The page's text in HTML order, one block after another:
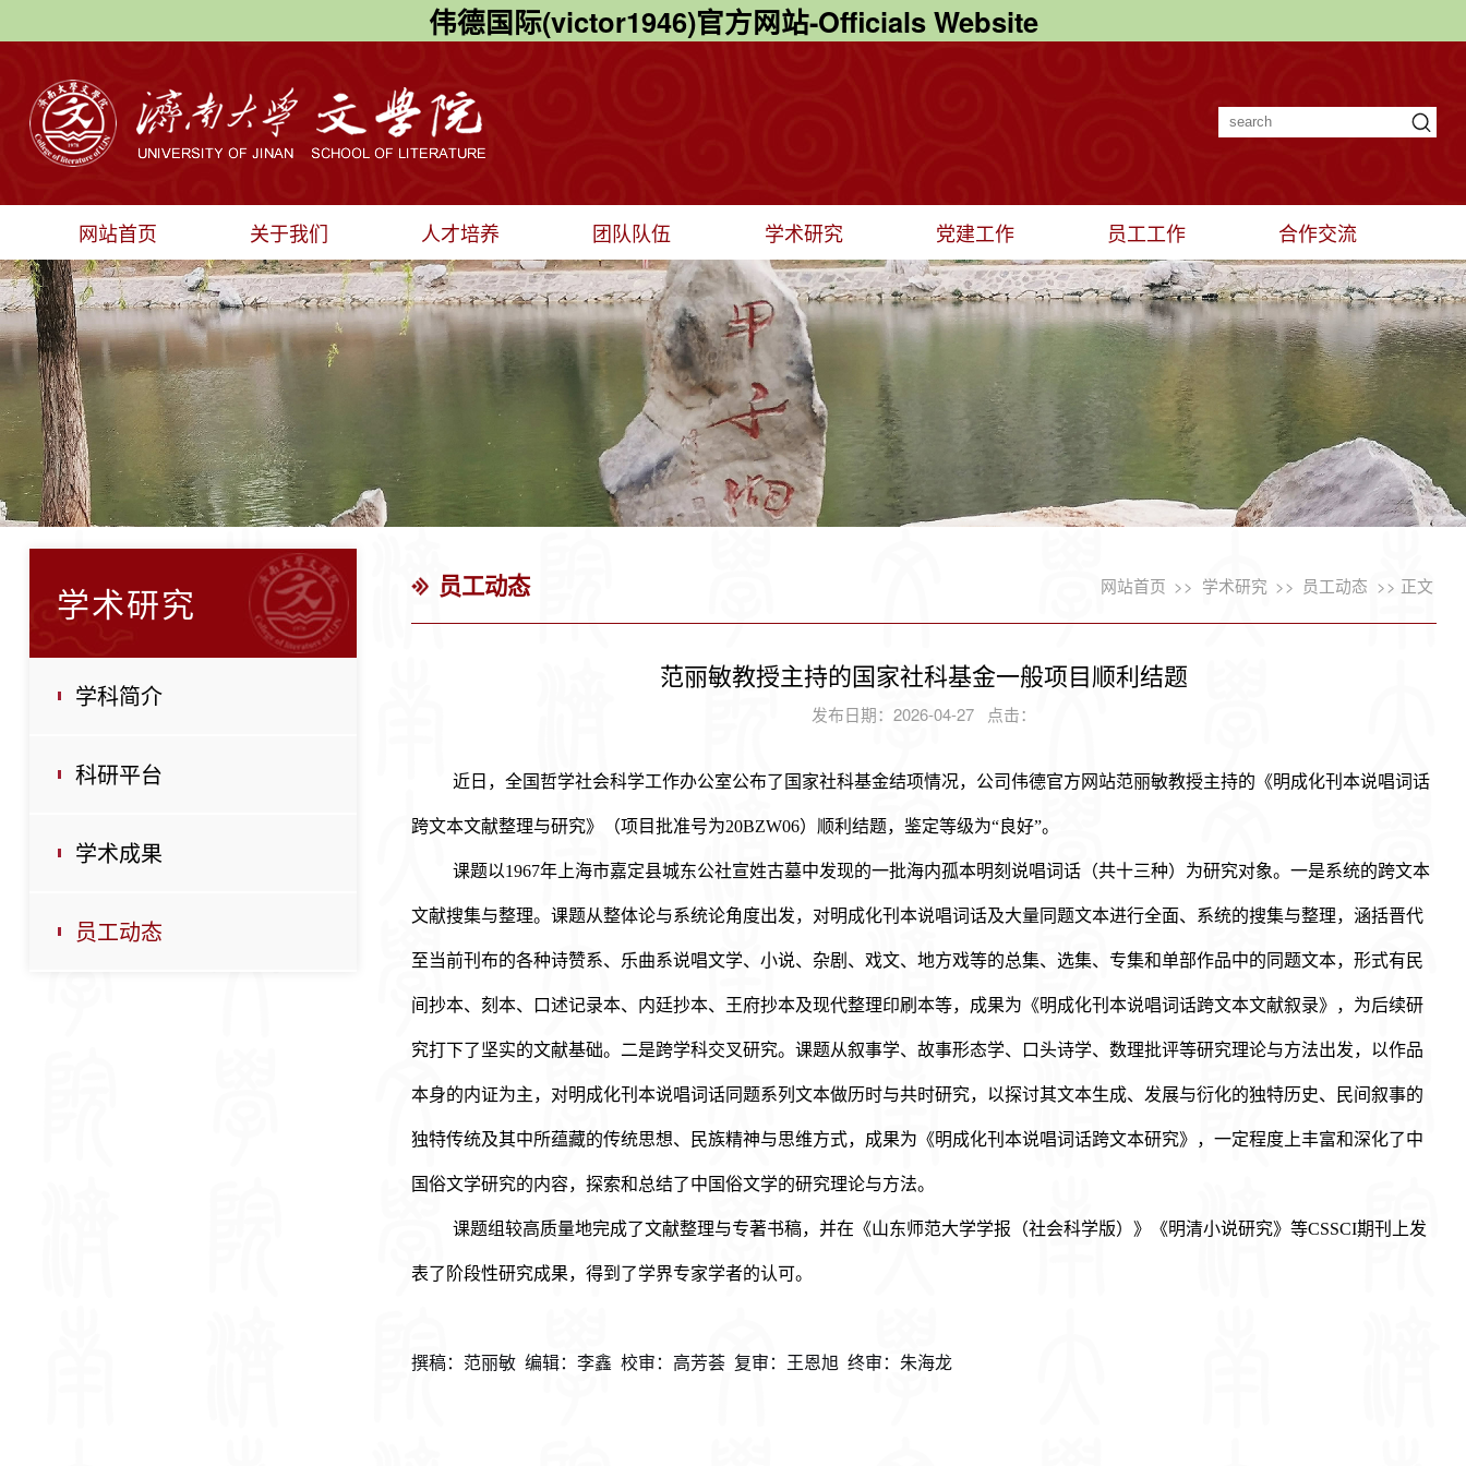
伟德国际(victor1946)官方网站-Officials Website
网站首页 关于我们 人才培养 团队队伍 学术研究 党建工作 员工工作 合作交流
学术研究
学科简介
科研平台
学术成果
员工动态
员工动态 网站首页 >> 学术研究 >> 员工动态 >> 正文
范丽敏教授主持的国家社科基金一般项目顺利结题
发布日期：2026-04-27 点击：
近日，全国哲学社会科学工作办公室公布了国家社科基金结项情况，公司伟德官方网站范丽敏教授主持的《明成化刊本说唱词话
跨文本文献整理与研究》（项目批准号为20BZW06）顺利结题，鉴定等级为“良好”。
课题以1967年上海市嘉定县城东公社宣姓古墓中发现的一批海内孤本明刻说唱词话（共十三种）为研究对象。一是系统的跨文本
文献搜集与整理。课题从整体论与系统论角度出发，对明成化刊本说唱词话及大量同题文本进行全面、系统的搜集与整理，涵括晋代
至当前刊布的各种诗赞系、乐曲系说唱文学、小说、杂剧、戏文、地方戏等的总集、选集、专集和单部作品中的同题文本，形式有民
间抄本、刻本、口述记录本、内廷抄本、王府抄本及现代整理印刷本等，成果为《明成化刊本说唱词话跨文本文献叙录》，为后续研
究打下了坚实的文献基础。二是跨学科交叉研究。课题从叙事学、故事形态学、口头诗学、数理批评等研究理论与方法出发，以作品
本身的内证为主，对明成化刊本说唱词话同题系列文本做历时与共时研究，以探讨其文本生成、发展与衍化的独特历史、民间叙事的
独特传统及其中所蕴藏的传统思想、民族精神与思维方式，成果为《明成化刊本说唱词话跨文本研究》，一定程度上丰富和深化了中
国俗文学研究的内容，探索和总结了中国俗文学的研究理论与方法。
课题组较高质量地完成了文献整理与专著书稿，并在《山东师范大学学报 （社会科学版） 》《明清小说研究》等CSSCI期刊上发
表了阶段性研究成果，得到了学界专家学者的认可。
撰稿：范丽敏 编辑：李鑫 校审：高芳荟 复审： 王恩旭终审：朱海龙